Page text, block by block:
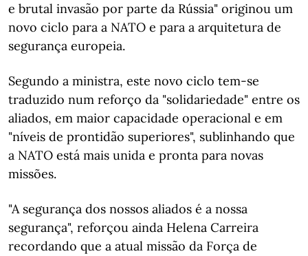
e brutal invasão por parte da Rússia" originou um
novo ciclo para a NATO e para a arquitetura de
segurança europeia.
Segundo a ministra, este novo ciclo tem-se
traduzido num reforço da "solidariedade" entre os
aliados, em maior capacidade operacional e em
"níveis de prontidão superiores", sublinhando que
a NATO está mais unida e pronta para novas
missões.
"A segurança dos nossos aliados é a nossa
segurança", reforçou ainda Helena Carreira
recordando que a atual missão da Força de